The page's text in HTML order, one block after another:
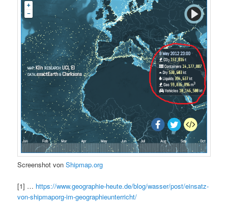
Screenshot vonShipmap.org
[1] … https://www.geographie-heute.de/blog/wasser/post/einsatz-
von-shipmaporg-im-geographieunterricht/